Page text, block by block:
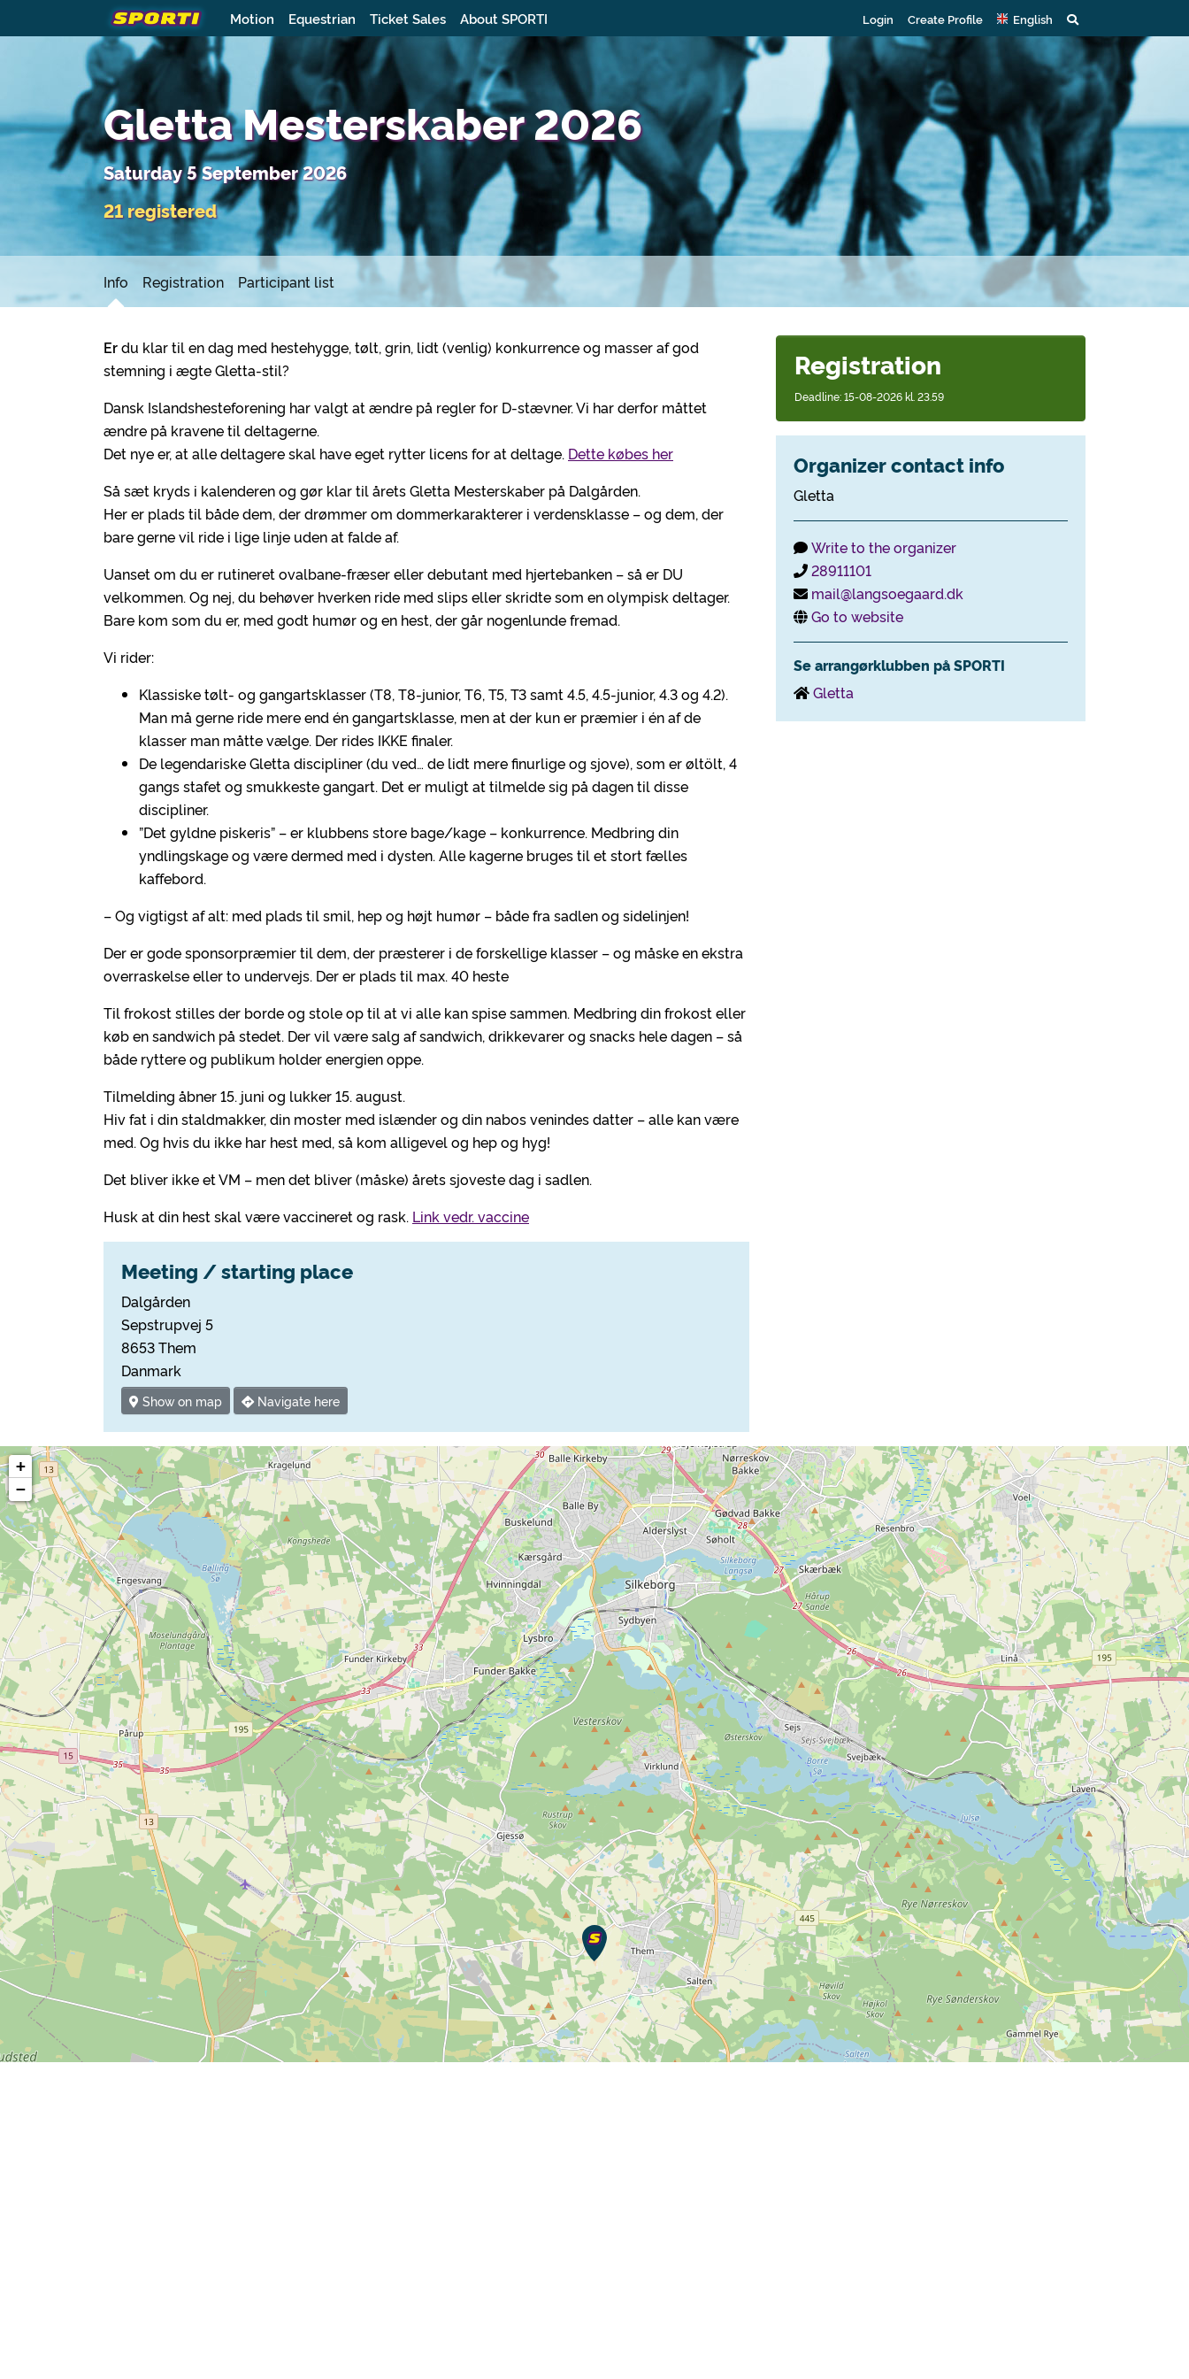
Motion Equestrian Ticket Sales About SPORTI Login Create Profile English
Gletta Mesterskaber 2026
Saturday 5 September 2026
21 registered
Info Registration Participant list
Erdu klar til en dag med hestehygge, tølt, grin, lidt (venlig) konkurrence og masser af god
stemning i ægte Gletta-stil?
Dansk Islandshesteforening har valgt at ændre på regler for D-stævner. Vi har derfor måttet
ændre på kravene til deltagerne.
Det nye er, at alle deltagere skal have eget rytter licens for at deltage. Dette købes her
Så sæt kryds i kalenderen og gør klar til årets Gletta Mesterskaber på Dalgården.
Her er plads til både dem, der drømmer om dommerkarakterer i verdensklasse – og dem, der
bare gerne vil ride i lige linje uden at falde af.
Uanset om du er rutineret ovalbane-fræser eller debutant med hjertebanken – så er DU
velkommen. Og nej, du behøver hverken ride med slips eller skridte som en olympisk deltager.
Bare kom som du er, med godt humør og en hest, der går nogenlunde fremad.
Vi rider:
Klassiske tølt- og gangartsklasser (T8, T8-junior, T6, T5, T3 samt 4.5, 4.5-junior, 4.3 og 4.2).
Man må gerne ride mere end én gangartsklasse, men at der kun er præmier i én af de
klasser man måtte vælge. Der rides IKKE finaler.
De legendariske Gletta discipliner (du ved… de lidt mere finurlige og sjove), som er øltölt, 4
gangs stafet og smukkeste gangart. Det er muligt at tilmelde sig på dagen til disse
discipliner.
”Det gyldne piskeris” – er klubbens store bage/kage – konkurrence. Medbring din
yndlingskage og være dermed med i dysten. Alle kagerne bruges til et stort fælles
kaffebord.
– Og vigtigst af alt: med plads til smil, hep og højt humør – både fra sadlen og sidelinjen!
Der er gode sponsorpræmier til dem, der præsterer i de forskellige klasser – og måske en ekstra
overraskelse eller to undervejs. Der er plads til max. 40 heste
Til frokost stilles der borde og stole op til at vi alle kan spise sammen. Medbring din frokost eller
køb en sandwich på stedet. Der vil være salg af sandwich, drikkevarer og snacks hele dagen – så
både ryttere og publikum holder energien oppe.
Tilmelding åbner 15. juni og lukker 15. august.
Hiv fat i din staldmakker, din moster med islænder og din nabos venindes datter – alle kan være
med. Og hvis du ikke har hest med, så kom alligevel og hep og hyg!
Det bliver ikke et VM – men det bliver (måske) årets sjoveste dag i sadlen.
Husk at din hest skal være vaccineret og rask. Link vedr. vaccine
Meeting / starting place
Dalgården
Sepstrupvej 5
8653 Them
Danmark
Show on map Navigate here
Registration
Deadline: 15-08-2026 kl. 23.59
Organizer contact info
Gletta
Write to the organizer
28911101
mail@langsoegaard.dk
Go to website
Se arrangørklubben på SPORTI
Gletta
+
−